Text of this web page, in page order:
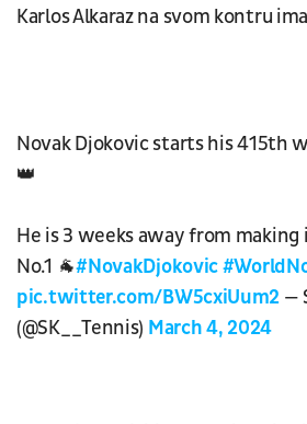
Karlos Alkaraz na svom kontru
Novak Djokovic starts his 415th
👑
He is 3 weeks away from making
No.1 🐐#NovakDjokovic
pic.twitter.com/BW5cxiUum2 —
(@SK__Tennis) March 4, 2024